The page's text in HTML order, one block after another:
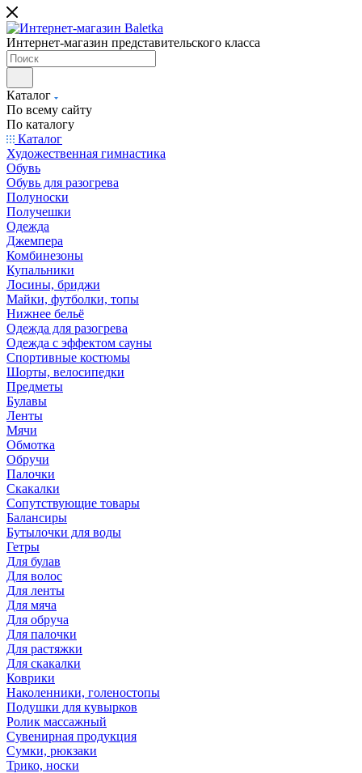
Интернет-магазин представительского класса
Каталог
По всему сайту
По каталогу
Каталог
Художественная гимнастика
Обувь
Обувь для разогрева
Полуноски
Получешки
Одежда
Джемпера
Комбинезоны
Купальники
Лосины, бриджи
Майки, футболки, топы
Нижнее бельё
Одежда для разогрева
Одежда с эффектом сауны
Спортивные костюмы
Шорты, велосипедки
Предметы
Булавы
Ленты
Мячи
Обмотка
Обручи
Палочки
Скакалки
Сопутствующие товары
Балансиры
Бутылочки для воды
Гетры
Для булав
Для волос
Для ленты
Для мяча
Для обруча
Для палочки
Для растяжки
Для скакалки
Коврики
Наколенники, голеностопы
Подушки для кувырков
Ролик массажный
Сувенирная продукция
Сумки, рюкзаки
Трико, носки